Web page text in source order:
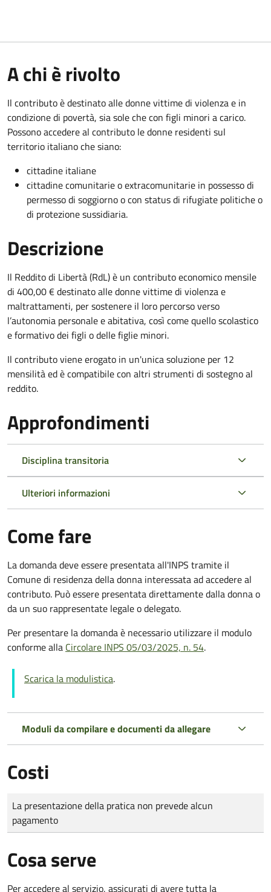
A chi è rivolto
Il contributo è destinato alle donne vittime di violenza e in
condizione di povertà, sia sole che con figli minori a carico.
Possono accedere al contributo le donne residenti sul
territorio italiano che siano:
cittadine italiane
cittadine comunitarie o extracomunitarie in possesso di
permesso di soggiorno o con status di rifugiate politiche o
di protezione sussidiaria.
Descrizione
Il Reddito di Libertà (RdL) è un contributo economico mensile
di 400,00 € destinato alle donne vittime di violenza e
maltrattamenti, per sostenere il loro percorso verso
l’autonomia personale e abitativa, così come quello scolastico
e formativo dei figli o delle figlie minori.
Il contributo viene erogato in un'unica soluzione per 12
mensilità ed è compatibile con altri strumenti di sostegno al
reddito.
Approfondimenti
Disciplina transitoria
Ulteriori informazioni
Come fare
La domanda deve essere presentata all'INPS tramite il
Comune di residenza della donna interessata ad accedere al
contributo. Può essere presentata direttamente dalla donna o
da un suo rappresentate legale o delegato.
Per presentare la domanda è necessario utilizzare il modulo
conforme alla Circolare INPS 05/03/2025, n. 54.
Scarica la modulistica.
Moduli da compilare e documenti da allegare
Costi
Tipo di pagamento
Importo
La presentazione della pratica non prevede alcun
pagamento
Cosa serve
Per accedere al servizio, assicurati di avere tutta la